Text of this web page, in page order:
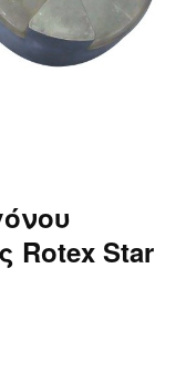
Rotex Star